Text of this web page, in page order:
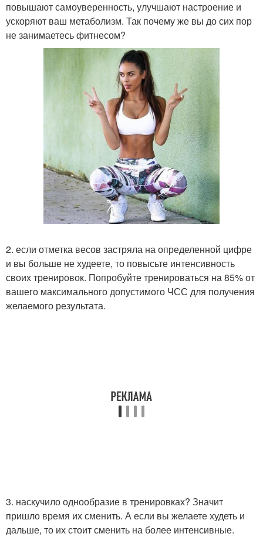
повышают самоуверенность, улучшают настроение и
ускоряют ваш метаболизм. Так почему же вы до сих пор
не занимаетесь фитнесом?
2. если отметка весов застряла на определенной цифре
и вы больше не худеете, то повысьте интенсивность
своих тренировок. Попробуйте тренироваться на 85% от
вашего максимального допустимого ЧСС для получения
желаемого результата.
3. наскучило однообразие в тренировках? Значит
пришло время их сменить. А если вы желаете худеть и
дальше, то их стоит сменить на более интенсивные.